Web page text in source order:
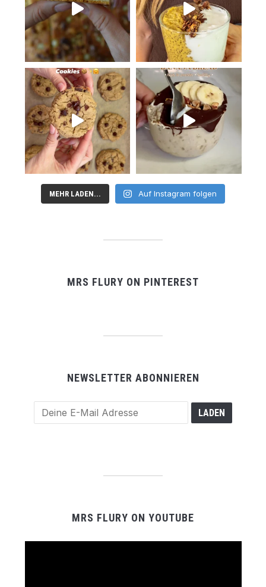
MEHR LADEN... Auf Instagram folgen
MRS FLURY ON PINTEREST
NEWSLETTER ABONNIEREN
MRS FLURY ON YOUTUBE